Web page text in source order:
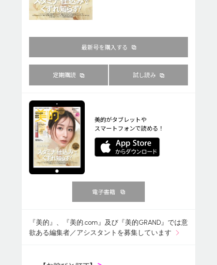
最新号を購入する
定期購読 試し読み
美的がタブレットや
スマートフォンで読める！
電子書籍
『美的』、『美的.com』及び『美的GRAND』では意
欲ある編集者／アシスタントを募集しています